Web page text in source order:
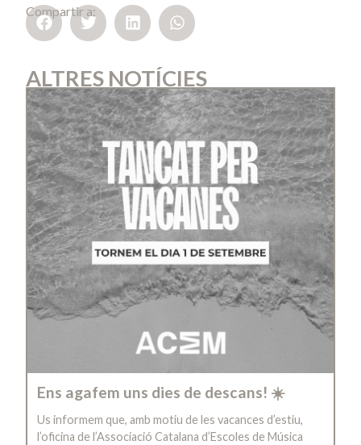
Compartir a:
ALTRES NOTÍCIES
Ens agafem uns dies de descans! ☀️
Us informem que, amb motiu de les vacances d’estiu,
l’oficina de l’Associació Catalana d’Escoles de Música